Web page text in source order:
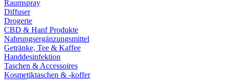
Raumspray
Diffuser
Drogerie
CBD & Hanf Produkte
Nahrungsergänzungsmittel
Getränke, Tee & Kaffee
Handdesinfektion
Taschen & Accessoires
Kosmetiktaschen & -koffer